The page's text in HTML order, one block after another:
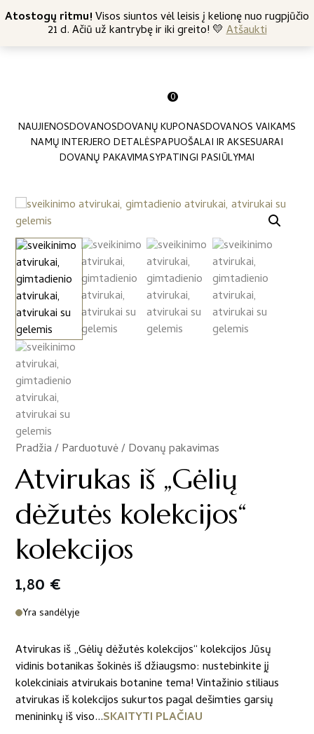
Atostogų ritmu!Visos siuntos vėl leisis į kelionę nuo rugpjūčio
21 d. Ačiū už kantrybę ir iki greito! 💛Atšaukti
Nemokamas siuntimas nuo 45 Eur +370 682 57369
0
NAUJIENOSDOVANOSDOVANŲ KUPONASDOVANOS VAIKAMS
NAMŲ INTERJERO DETALĖSPAPUOŠALAI IR AKSESUARAI
DOVANŲ PAKAVIMASYPATINGI PASIŪLYMAI
Pradžia/Parduotuvė/Dovanų pakavimas
/
Atvirukas iš „Gėlių
dėžutės kolekcijos“
kolekcijos
1,80 €
Yra sandėlyje
Atvirukas iš „Gėlių dėžutės kolekcijos“ kolekcijos Jūsų
vidinis botanikas šokinės iš džiaugsmo: nustebinkite jį
kolekciniais atvirukais botanine tema! Vintažinio stiliaus
atvirukas iš kolekcijos sukurtos pagal dešimties garsių
menininkų iš viso...SKAITYTI PLAČIAU